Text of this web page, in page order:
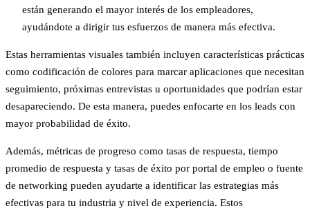
están generando el mayor interés de los empleadores,
ayudándote a dirigir tus esfuerzos de manera más efectiva.
Estas herramientas visuales también incluyen características prácticas
como codificación de colores para marcar aplicaciones que necesitan
seguimiento, próximas entrevistas u oportunidades que podrían estar
desapareciendo. De esta manera, puedes enfocarte en los leads con
mayor probabilidad de éxito.
Además, métricas de progreso como tasas de respuesta, tiempo
promedio de respuesta y tasas de éxito por portal de empleo o fuente
de networking pueden ayudarte a identificar las estrategias más
efectivas para tu industria y nivel de experiencia. Estos